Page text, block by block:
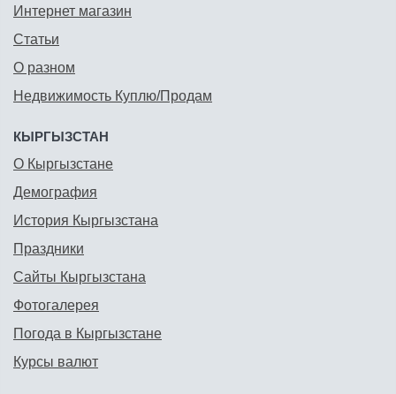
Интернет магазин
Статьи
О разном
Недвижимость Куплю/Продам
КЫРГЫЗСТАН
О Кыргызстане
Демография
История Кыргызстана
Праздники
Сайты Кыргызстана
Фотогалерея
Погода в Кыргызстане
Курсы валют